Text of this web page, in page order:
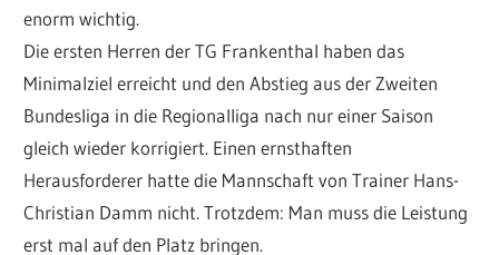
enorm wichtig.
Die ersten Herren der TG Frankenthal haben das
Minimalziel erreicht und den Abstieg aus der Zweiten
Bundesliga in die Regionalliga nach nur einer Saison
gleich wieder korrigiert. Einen ernsthaften
Herausforderer hatte die Mannschaft von Trainer Hans-
Christian Damm nicht. Trotzdem: Man muss die Leistung
erst mal auf den Platz bringen.